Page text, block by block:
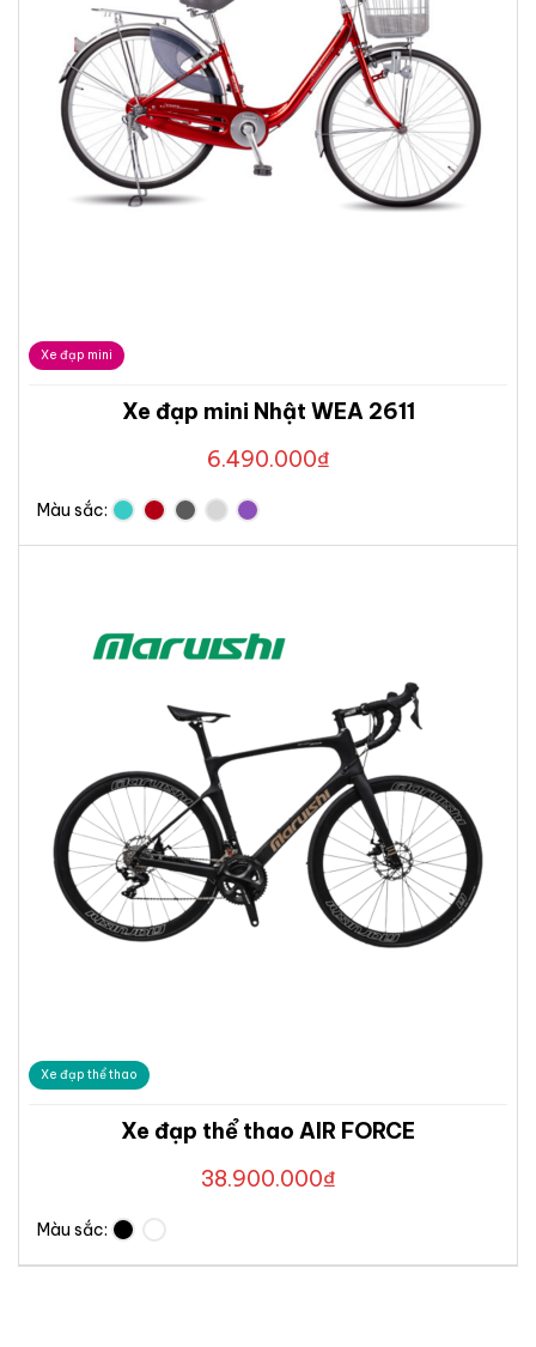
Xe đạp mini
Xe đạp mini Nhật WEA 2611
6.490.000₫
Màu sắc:
Xe đạp thể thao
Xe đạp thể thao AIR FORCE
38.900.000₫
Màu sắc: